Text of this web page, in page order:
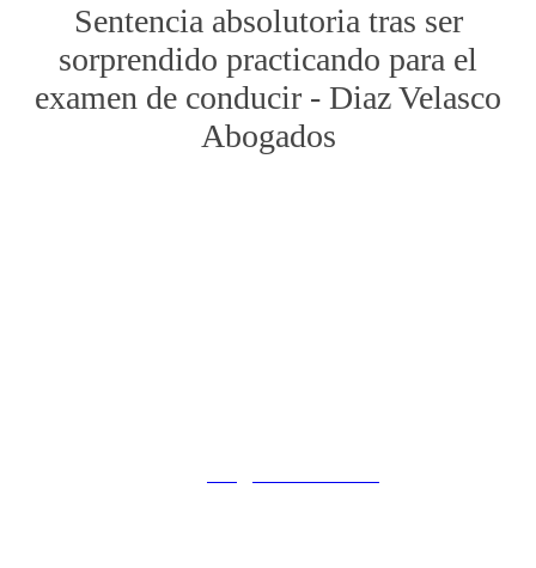
Sentencia absolutoria tras ser
sorprendido practicando para el
examen de conducir - Diaz Velasco
Abogados